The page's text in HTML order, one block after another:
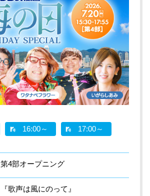
16:00～ 17:00～
第4部オープニング
『歌声は風にのって』